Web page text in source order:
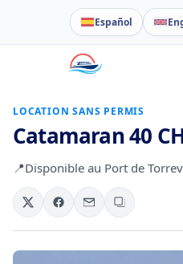
Español
LOCATION SANS PERMIS
Catamaran 40
📍Disponible au Port de